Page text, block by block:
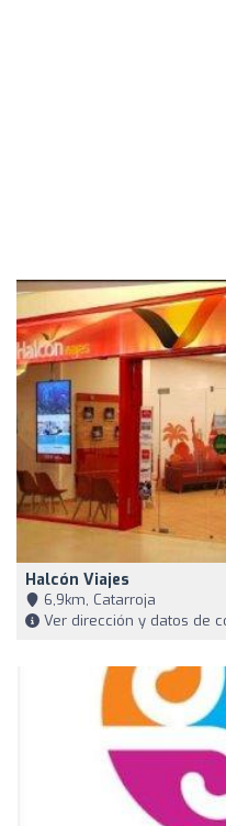
Halcón Viajes
6,9km, Catarroja
Ver dirección y datos de